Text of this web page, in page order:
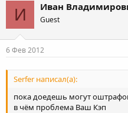
И Иван
Guest
6 Фев 2012
Serfer написал(а):
пока доедешь могут
в чём проблема Ваш Кэп